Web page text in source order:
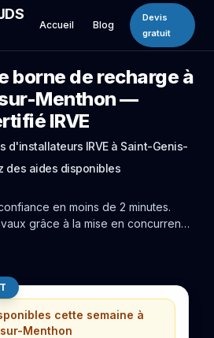
Accueil Blog
Devis
gratuit
borne de recharge à
Menthon —
IRVE
d'installateurs IRVE à Saint-Genis-
des aides disponibles
en moins de 2 minutes.
grâce à la mise en concurrence
cette semaine à
Menthon